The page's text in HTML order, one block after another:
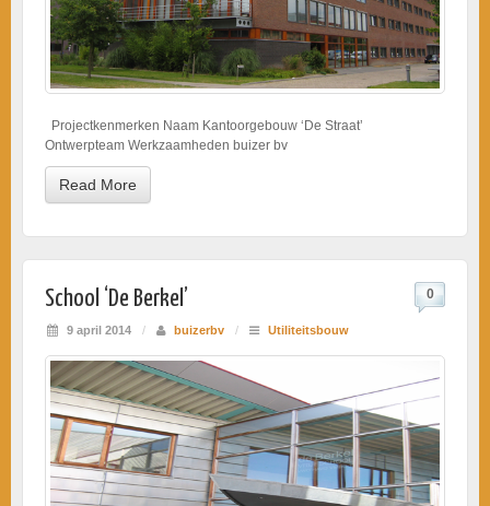
Projectkenmerken Naam Kantoorgebouw ‘De Straat’
Ontwerpteam Werkzaamheden buizer bv
Read More
School ‘De Berkel’
9 april 2014 / buizerbv / Utiliteitsbouw
0